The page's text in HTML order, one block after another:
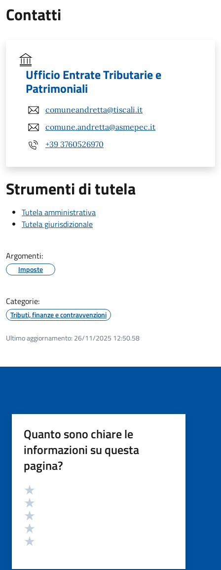
Contatti
Ufficio Entrate Tributarie e
Patrimoniali
comuneandretta@tiscali.it
comune.andretta@asmepec.it
+39 3760526970
Strumenti di tutela
Tutela amministrativa
Tutela giurisdizionale
Argomenti:
Imposte
Categorie:
Tributi, finanze e contravvenzioni
Ultimo aggiornamento: 26/11/2025 12:50.58
Quanto sono chiare le
informazioni su questa
pagina?
Valutazione